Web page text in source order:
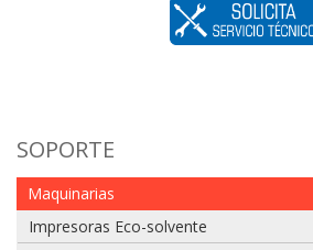
SOPORTE
Maquinarias
Impresoras Eco-solvente